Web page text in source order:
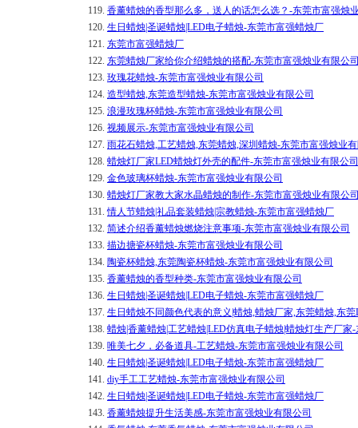
119. 香薰蜡烛的香型那么多，送人的话怎么选？-东莞市富强烛
120. 生日蜡烛|圣诞蜡烛|LED电子蜡烛-东莞市富强蜡烛厂
121. 东莞市富强蜡烛厂
122. 东莞蜡烛厂家给你介绍蜡烛的搭配-东莞市富强烛业有限公
123. 玫瑰花蜡烛-东莞市富强烛业有限公司
124. 造型蜡烛,东莞造型蜡烛-东莞市富强烛业有限公司
125. 浪漫玫瑰杯蜡烛-东莞市富强烛业有限公司
126. 视频展示-东莞市富强烛业有限公司
127. 雨花石蜡烛,工艺蜡烛,东莞蜡烛,深圳蜡烛-东莞市富强烛业
128. 蜡烛灯厂家LED蜡烛灯外壳的配件-东莞市富强烛业有限公司
129. 金色玻璃杯蜡烛-东莞市富强烛业有限公司
130. 蜡烛灯厂家教大家水晶蜡烛的制作-东莞市富强烛业有限公
131.情人节蜡烛|礼品套装蜡烛|宗教蜡烛-东莞市富强蜡烛厂
132. 简述介绍香薰蜡烛燃烧注意事项-东莞市富强烛业有限公司
133. 描边搪瓷杯蜡烛-东莞市富强烛业有限公司
134. 陶瓷杯蜡烛,东莞陶瓷杯蜡烛-东莞市富强烛业有限公司
135. 香薰蜡烛的香型种类-东莞市富强烛业有限公司
136. 生日蜡烛|圣诞蜡烛|LED电子蜡烛-东莞市富强蜡烛厂
137. 生日蜡烛不同颜色代表的意义|蜡烛,蜡烛厂家,东莞蜡烛,东
138. 蜡烛|香薰蜡烛|工艺蜡烛|LED仿真电子蜡烛|蜡烛灯生产厂家
139. 唯美七夕，必备道具-工艺蜡烛-东莞市富强烛业有限公司
140. 生日蜡烛|圣诞蜡烛|LED电子蜡烛-东莞市富强蜡烛厂
141. diy手工工艺蜡烛-东莞市富强烛业有限公司
142. 生日蜡烛|圣诞蜡烛|LED电子蜡烛-东莞市富强蜡烛厂
143. 香薰蜡烛提升生活美感-东莞市富强烛业有限公司